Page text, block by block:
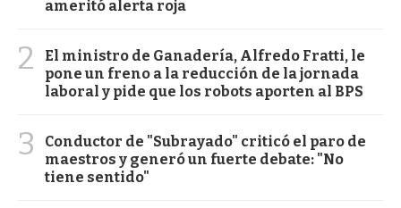
ameritó alerta roja
2
El ministro de Ganadería, Alfredo Fratti, le
pone un freno a la reducción de la jornada
laboral y pide que los robots aporten al BPS
3
Conductor de "Subrayado" criticó el paro de
maestros y generó un fuerte debate: "No
tiene sentido"